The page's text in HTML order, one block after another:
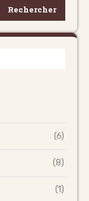
Rechercher
(6)
(8)
(1)